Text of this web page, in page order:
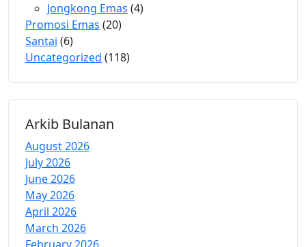
Jongkong Emas (4)
Promosi Emas (20)
Santai (6)
Uncategorized (118)
Arkib Bulanan
August 2026
July 2026
June 2026
May 2026
April 2026
March 2026